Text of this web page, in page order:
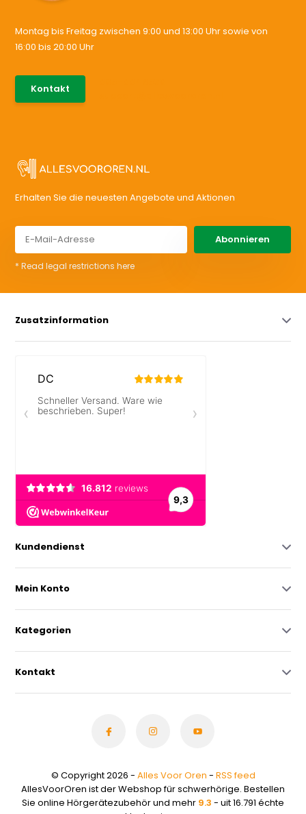
Montag bis Freitag zwischen 9:00 und 13:00 Uhr sowie von
16:00 bis 20:00 Uhr
Kontakt
Erhalten Sie die neuesten Angebote und Aktionen
Abonnieren
* Read legal restrictions here
Zusatzinformation
Kundendienst
Mein Konto
Kategorien
Kontakt
© Copyright 2026 - Alles Voor Oren - RSS feed
AllesVoorOren ist der Webshop für schwerhörige. Bestellen
Sie online Hörgerätezubehör und mehr 9.3 - uit 16.791 échte